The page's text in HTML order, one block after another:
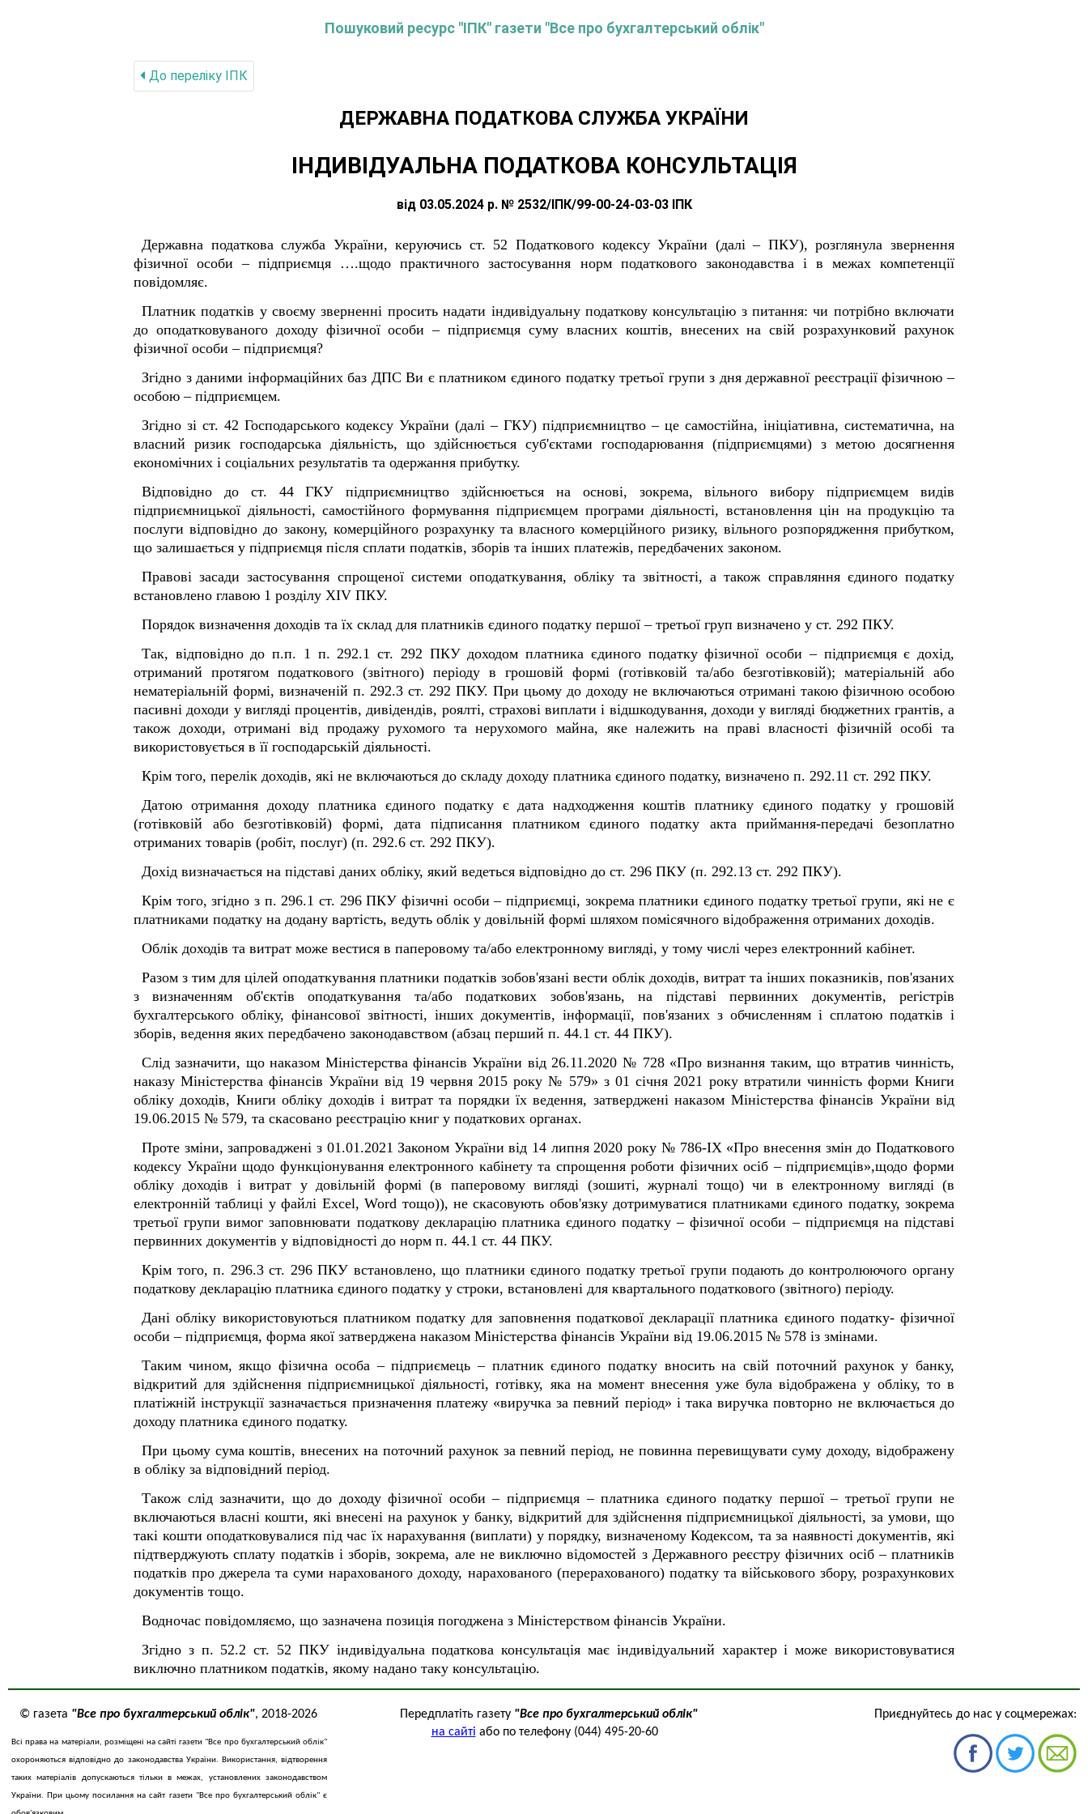
Пошуковий ресурс "ІПК" газети "Все про бухгалтерський облік"
До переліку IПК
ДЕРЖАВНА ПОДАТКОВА СЛУЖБА УКРАЇНИ
ІНДИВІДУАЛЬНА ПОДАТКОВА КОНСУЛЬТАЦІЯ
від 03.05.2024 р. № 2532/ІПК/99-00-24-03-03 ІПК
Державна податкова служба України, керуючись ст. 52 Податкового кодексу України (далі – ПКУ), розглянула звернення
фізичної особи – підприємця ….щодо практичного застосування норм податкового законодавства і в межах компетенції
повідомляє.
Платник податків у своєму зверненні просить надати індивідуальну податкову консультацію з питання: чи потрібно включати
до оподатковуваного доходу фізичної особи – підприємця суму власних коштів, внесених на свій розрахунковий рахунок
фізичної особи – підприємця?
Згідно з даними інформаційних баз ДПС Ви є платником єдиного податку третьої групи з дня державної реєстрації фізичною –
особою – підприємцем.
Згідно зі ст. 42 Господарського кодексу України (далі – ГКУ) підприємництво – це самостійна, ініціативна, систематична, на
власний ризик господарська діяльність, що здійснюється суб'єктами господарювання (підприємцями) з метою досягнення
економічних і соціальних результатів та одержання прибутку.
Відповідно до ст. 44 ГКУ підприємництво здійснюється на основі, зокрема, вільного вибору підприємцем видів
підприємницької діяльності, самостійного формування підприємцем програми діяльності, встановлення цін на продукцію та
послуги відповідно до закону, комерційного розрахунку та власного комерційного ризику, вільного розпорядження прибутком,
що залишається у підприємця після сплати податків, зборів та інших платежів, передбачених законом.
Правові засади застосування спрощеної системи оподаткування, обліку та звітності, а також справляння єдиного податку
встановлено главою 1 розділу XIV ПКУ.
Порядок визначення доходів та їх склад для платників єдиного податку першої – третьої груп визначено у ст. 292 ПКУ.
Так, відповідно до п.п. 1 п. 292.1 ст. 292 ПКУ доходом платника єдиного податку фізичної особи – підприємця є дохід,
отриманий протягом податкового (звітного) періоду в грошовій формі (готівковій та/або безготівковій); матеріальній або
нематеріальній формі, визначеній п. 292.3 ст. 292 ПКУ. При цьому до доходу не включаються отримані такою фізичною особою
пасивні доходи у вигляді процентів, дивідендів, роялті, страхові виплати і відшкодування, доходи у вигляді бюджетних грантів, а
також доходи, отримані від продажу рухомого та нерухомого майна, яке належить на праві власності фізичній особі та
використовується в її господарській діяльності.
Крім того, перелік доходів, які не включаються до складу доходу платника єдиного податку, визначено п. 292.11 ст. 292 ПКУ.
Датою отримання доходу платника єдиного податку є дата надходження коштів платнику єдиного податку у грошовій
(готівковій або безготівковій) формі, дата підписання платником єдиного податку акта приймання-передачі безоплатно
отриманих товарів (робіт, послуг) (п. 292.6 ст. 292 ПКУ).
Дохід визначається на підставі даних обліку, який ведеться відповідно до ст. 296 ПКУ (п. 292.13 ст. 292 ПКУ).
Крім того, згідно з п. 296.1 ст. 296 ПКУ фізичні особи – підприємці, зокрема платники єдиного податку третьої групи, які не є
платниками податку на додану вартість, ведуть облік у довільній формі шляхом помісячного відображення отриманих доходів.
Облік доходів та витрат може вестися в паперовому та/або електронному вигляді, у тому числі через електронний кабінет.
Разом з тим для цілей оподаткування платники податків зобов'язані вести облік доходів, витрат та інших показників, пов'язаних
з визначенням об'єктів оподаткування та/або податкових зобов'язань, на підставі первинних документів, регістрів
бухгалтерського обліку, фінансової звітності, інших документів, інформації, пов'язаних з обчисленням і сплатою податків і
зборів, ведення яких передбачено законодавством (абзац перший п. 44.1 ст. 44 ПКУ).
Слід зазначити, що наказом Міністерства фінансів України від 26.11.2020 № 728 «Про визнання таким, що втратив чинність,
наказу Міністерства фінансів України від 19 червня 2015 року № 579» з 01 січня 2021 року втратили чинність форми Книги
обліку доходів, Книги обліку доходів і витрат та порядки їх ведення, затверджені наказом Міністерства фінансів України від
19.06.2015 № 579, та скасовано реєстрацію книг у податкових органах.
Проте зміни, запроваджені з 01.01.2021 Законом України від 14 липня 2020 року № 786-IX «Про внесення змін до Податкового
кодексу України щодо функціонування електронного кабінету та спрощення роботи фізичних осіб – підприємців»,щодо форми
обліку доходів і витрат у довільній формі (в паперовому вигляді (зошиті, журналі тощо) чи в електронному вигляді (в
електронній таблиці у файлі Excel, Word тощо)), не скасовують обов'язку дотримуватися платниками єдиного податку, зокрема
третьої групи вимог заповнювати податкову декларацію платника єдиного податку – фізичної особи – підприємця на підставі
первинних документів у відповідності до норм п. 44.1 ст. 44 ПКУ.
Крім того, п. 296.3 ст. 296 ПКУ встановлено, що платники єдиного податку третьої групи подають до контролюючого органу
податкову декларацію платника єдиного податку у строки, встановлені для квартального податкового (звітного) періоду.
Дані обліку використовуються платником податку для заповнення податкової декларації платника єдиного податку- фізичної
особи – підприємця, форма якої затверджена наказом Міністерства фінансів України від 19.06.2015 № 578 із змінами.
Таким чином, якщо фізична особа – підприємець – платник єдиного податку вносить на свій поточний рахунок у банку,
відкритий для здійснення підприємницької діяльності, готівку, яка на момент внесення уже була відображена у обліку, то в
платіжній інструкції зазначається призначення платежу «виручка за певний період» і така виручка повторно не включається до
доходу платника єдиного податку.
При цьому сума коштів, внесених на поточний рахунок за певний період, не повинна перевищувати суму доходу, відображену
в обліку за відповідний період.
Також слід зазначити, що до доходу фізичної особи – підприємця – платника єдиного податку першої – третьої групи не
включаються власні кошти, які внесені на рахунок у банку, відкритий для здійснення підприємницької діяльності, за умови, що
такі кошти оподатковувалися під час їх нарахування (виплати) у порядку, визначеному Кодексом, та за наявності документів, які
підтверджують сплату податків і зборів, зокрема, але не виключно відомостей з Державного реєстру фізичних осіб – платників
податків про джерела та суми нарахованого доходу, нарахованого (перерахованого) податку та військового збору, розрахункових
документів тощо.
Водночас повідомляємо, що зазначена позиція погоджена з Міністерством фінансів України.
Згідно з п. 52.2 ст. 52 ПКУ індивідуальна податкова консультація має індивідуальний характер і може використовуватися
виключно платником податків, якому надано таку консультацію.
© газета "Все про бухгалтерський облік", 2018-2026
Всі права на матеріали, розміщені на сайті газети "Все про бухгалтерський облік"
охороняються відповідно до законодавства України. Використання, відтворення
таких матеріалів допускаються тільки в межах, установлених законодавством
України. При цьому посилання на сайт газети "Все про бухгалтерський облік" є
Передплатіть газету "Все про бухгалтерський облік"
на сайті або по телефону (044) 495-20-60
Приєднуйтесь до нас у соцмережах: